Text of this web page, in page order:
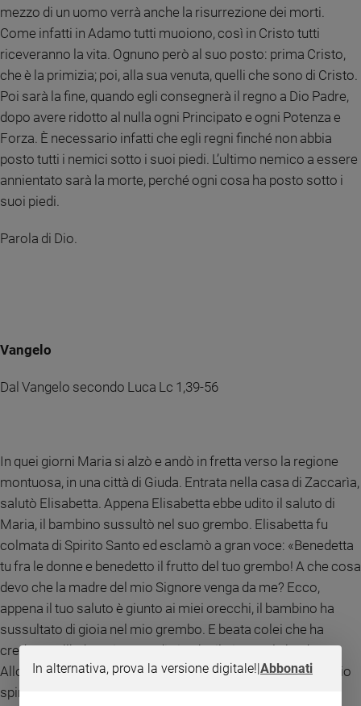
Chi
siamo
Registrati
mezzo di un uomo verrà anche la risurrezione dei morti.
Come infatti in Adamo tutti muoiono, così in Cristo tutti
riceveranno la vita. Ognuno però al suo posto: prima Cristo,
che è la primizia; poi, alla sua venuta, quelli che sono di Cristo.
Poi sarà la fine, quando egli consegnerà il regno a Dio Padre,
dopo avere ridotto al nulla ogni Principato e ogni Potenza e
Forza. È necessario infatti che egli regni finché non abbia
posto tutti i nemici sotto i suoi piedi. L’ultimo nemico a essere
annientato sarà la morte, perché ogni cosa ha posto sotto i
suoi piedi.
Parola di Dio.
Vangelo
Dal Vangelo secondo Luca Lc 1,39-56
In quei giorni Maria si alzò e andò in fretta verso la regione
montuosa, in una città di Giuda. Entrata nella casa di Zaccarìa,
salutò Elisabetta. Appena Elisabetta ebbe udito il saluto di
Maria, il bambino sussultò nel suo grembo. Elisabetta fu
colmata di Spirito Santo ed esclamò a gran voce: «Benedetta
tu fra le donne e benedetto il frutto del tuo grembo! A che cosa
devo che la madre del mio Signore venga da me? Ecco,
appena il tuo saluto è giunto ai miei orecchi, il bambino ha
sussultato di gioia nel mio grembo. E beata colei che ha
creduto nell’adempimento di ciò che il Signore le ha detto».
Allora Maria disse: «L’anima mia magnifica il Signore e il mio
spirito esulta in Dio, mio salvatore,
In alternativa, prova la versione digitale!|Abbonati